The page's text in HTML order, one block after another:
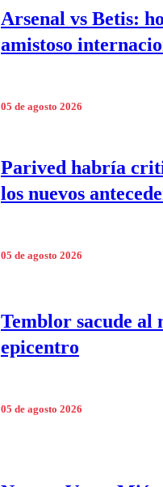
Arsenal vs Betis:
amistoso
05 de agosto 2026
Parived habría
los nuevos
05 de agosto 2026
Temblor sacude al
epicentro
05 de agosto 2026